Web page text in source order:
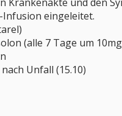
eingeleitet.
(alle 7 Tage um
Unfall (15.10)